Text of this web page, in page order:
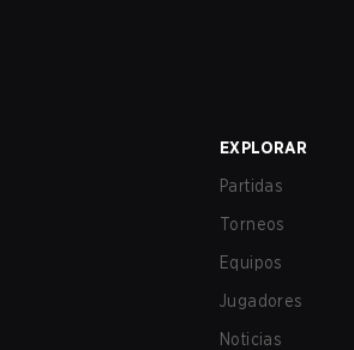
EXPLORAR
Partidas
Torneos
Equipos
Jugadores
Noticias